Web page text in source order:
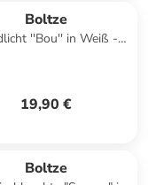
Boltze
''Bou'' in Weiß -
19,90 €
Boltze